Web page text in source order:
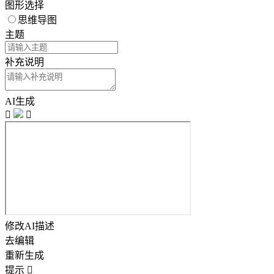
图形选择
思维导图
主题
补充说明
AI生成


修改AI描述
去编辑
重新生成
提示 